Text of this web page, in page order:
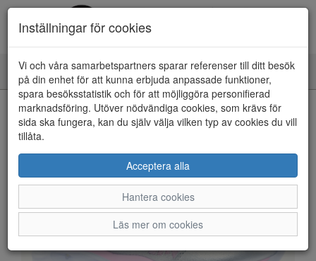
Toggle
navigation
HEM
Inställningar för cookies
Vi och våra samarbetspartners sparar referenser till ditt besök
på din enhet för att kunna erbjuda anpassade funktioner,
spara besöksstatistik och för att möjliggöra personifierad
marknadsföring. Utöver nödvändiga cookies, som krävs för
sida ska fungera, kan du själv välja vilken typ av cookies du vill
tillåta.
Acceptera alla
Hantera cookies
Läs mer om cookies